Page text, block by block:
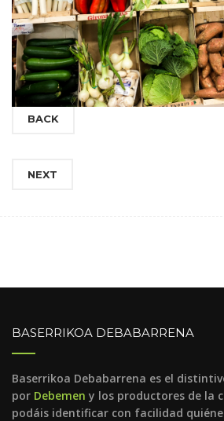
BACK
NEXT
BASERRIKOA DEBABARRENA
Baserrikoa Debabarrena es el
por Debemen y los productores de la
podáis identificar con facilidad